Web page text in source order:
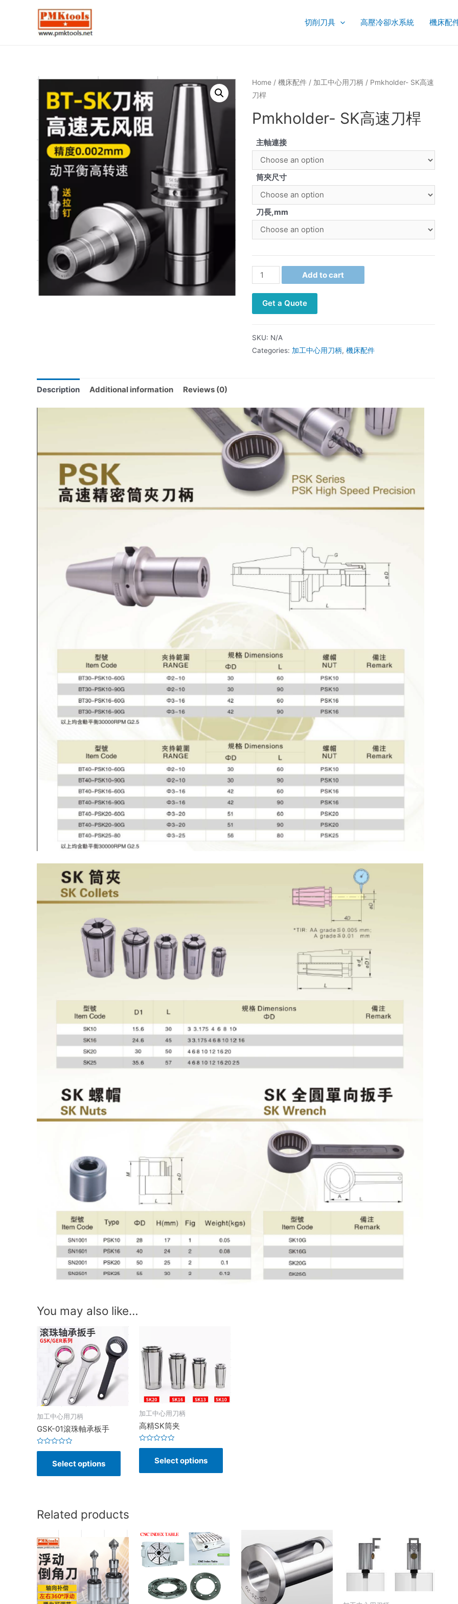
切削刀具 高壓冷卻水系統 機床配
Home/ 機床配件/ 加工中心用刀柄 / Pmkholder- SK高速
刀桿
Pmkholder- SK高速刀桿
主軸連接
筒夾尺寸
刀長,mm
Add to cart
Get a Quote
SKU: N/A
Categories: 加工中心用刀柄, 機床配件
Description Additional information Reviews (0)
You may also like…
加工中心用刀柄
GSK-01滾珠軸承板手
Rated
5
Select options
加工中心用刀柄
高精SK筒夹
Rated
5
Select options
Related products